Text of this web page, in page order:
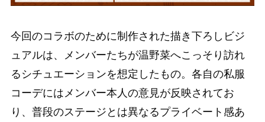
今回のコラボのために制作された描き下ろしビジ
ュアルは、メンバーたちが温野菜へこっそり訪れ
るシチュエーションを想定したもの。各自の私服
コーデにはメンバー本人の意見が反映されてお
り、普段のステージとは異なるプライベート感あ